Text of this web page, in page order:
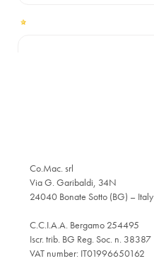
Co.Mac. srl
Via G. Garibaldi, 34N
24040 Bonate Sotto (BG) – Italy
C.C.I.A.A. Bergamo 254495
Iscr. trib. BG Reg. Soc. n. 38387
VAT number: IT01996650162